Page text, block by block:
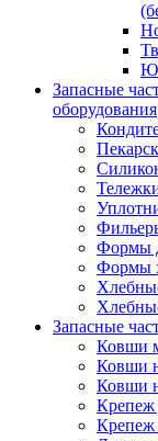
Запасные
оборудования
Формы
Формы
Запасные
Ковши
Ковши
Ковши
Крепеж
Крепеж